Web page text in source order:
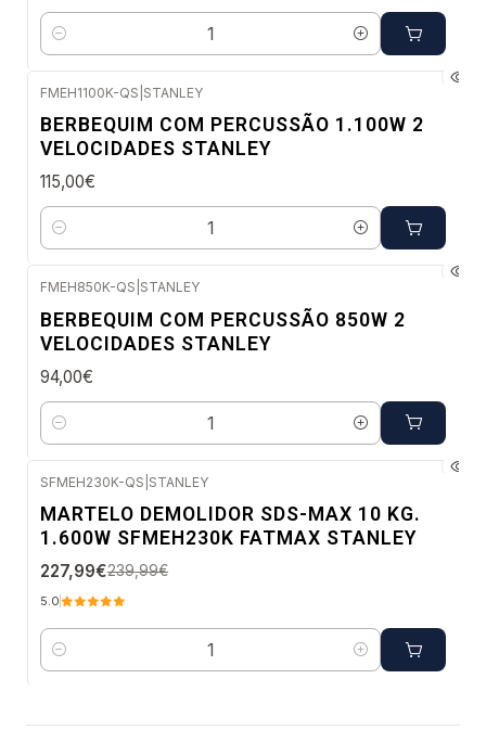
Quantidade
FMEH1100K-QS STANLEY
BERBEQUIM COM PERCUSSÃO 1.100W 2
VELOCIDADES STANLEY
115,00€
Quantidade
FMEH850K-QS STANLEY
BERBEQUIM COM PERCUSSÃO 850W 2
VELOCIDADES STANLEY
94,00€
Quantidade
-5%
DESC.
Envio imediato
SFMEH230K-QS STANLEY
MARTELO DEMOLIDOR SDS-MAX 10 KG.
1.600W SFMEH230K FATMAX STANLEY
227,99€239,99€
5.0
Quantidade